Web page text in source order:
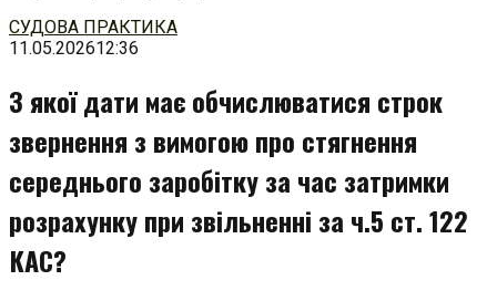
Перейти
до
СУДОВА ПРАКТИКА
11.05.202612:36
З якої дати має обчислюватися строк
звернення з вимогою про стягнення
середнього заробітку за час затримки
розрахунку при звільненні за ч.5 ст. 122
КАС?